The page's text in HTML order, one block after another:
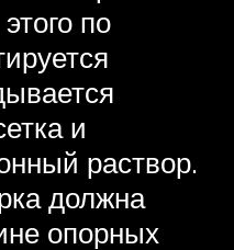
по
и
раствор.
должна
опорных